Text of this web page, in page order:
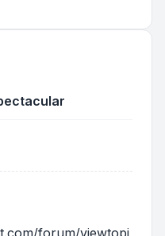
forum/viewtopi